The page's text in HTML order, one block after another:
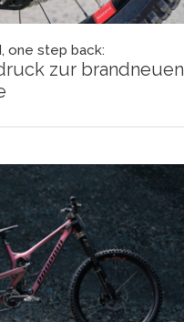
one step back:
zur brandneuen